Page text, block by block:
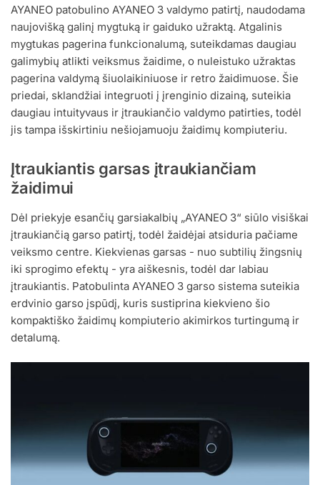
AYANEO patobulino AYANEO 3 valdymo patirtį, naudodama
naujovišką galinį mygtuką ir gaiduko užraktą. Atgalinis
mygtukas pagerina funkcionalumą, suteikdamas daugiau
galimybių atlikti veiksmus žaidime, o nuleistuko užraktas
pagerina valdymą šiuolaikiniuose ir retro žaidimuose. Šie
priedai, sklandžiai integruoti į įrenginio dizainą, suteikia
daugiau intuityvaus ir įtraukiančio valdymo patirties, todėl
jis tampa išskirtiniu nešiojamuoju žaidimų kompiuteriu.
Įtraukiantis garsas įtraukiančiam
žaidimui
Dėl priekyje esančių garsiakalbių „AYANEO 3“ siūlo visiškai
įtraukiančią garso patirtį, todėl žaidėjai atsiduria pačiame
veiksmo centre. Kiekvienas garsas - nuo subtilių žingsnių
iki sprogimo efektų - yra aiškesnis, todėl dar labiau
įtraukiantis. Patobulinta AYANEO 3 garso sistema suteikia
erdvinio garso įspūdį, kuris sustiprina kiekvieno šio
kompaktiško žaidimų kompiuterio akimirkos turtingumą ir
detalumą.